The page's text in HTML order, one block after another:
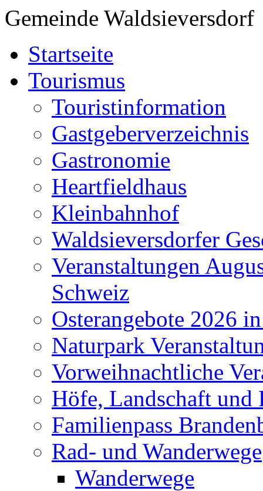
Gemeinde Waldsieversdorf
Startseite
Tourismus
Touristinformation
Gastgeberverzeichnis
Gastronomie
Heartfieldhaus
Kleinbahnhof
Waldsieversdorfer
Veranstaltungen
Schweiz
Osterangebote 2026
Naturpark
Vorweihnachtliche
Höfe, Landschaft und
Familienpass
Rad- und Wanderwege
Wanderwege